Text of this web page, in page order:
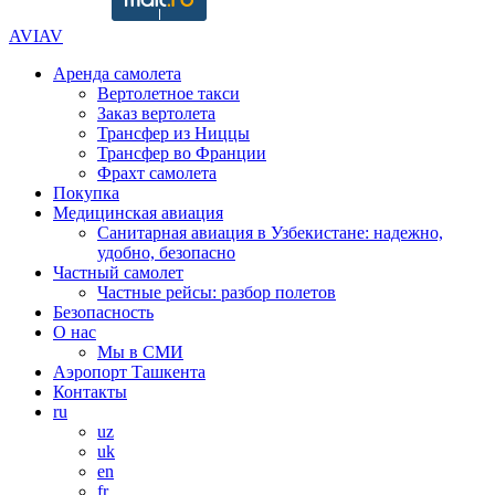
AVIAV
Аренда самолета
Вертолетное такси
Заказ вертолета
Трансфер из Ниццы
Трансфер во Франции
Фрахт самолета
Покупка
Медицинская авиация
Санитарная авиация в Узбекистане: надежно,
удобно, безопасно
Частный самолет
Частные рейсы: разбор полетов
Безопасность
О нас
Мы в СМИ
Аэропорт Ташкента
Контакты
ru
uz
uk
en